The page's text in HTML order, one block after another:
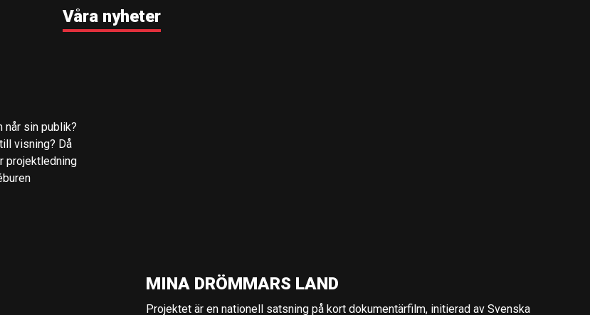
Våra nyheter
når sin publik?
visning? Då
projektledning
MINA DRÖMMARS LAND
Projektet är en nationell satsning på kort dokumentärfilm, initierad av Svenska